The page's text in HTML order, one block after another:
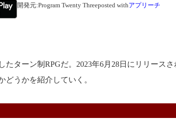
開発元:Program Twenty Threeposted withアプリーチ
ターン制RPGだ。2023年6月28日にリリース
うかを紹介していく。